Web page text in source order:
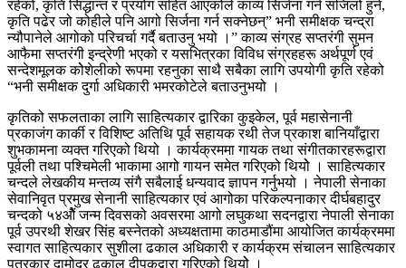
रहेको, कृति सिद्धान्त र प्रयोग सहित आएकोले काव्य सिर्जना गर्न सजिलो हुने,
कृति पढेर जो कोहीले पनि आगो सिर्जना गर्न सक्नेछन्” भनी समीक्षक चन्द्रा
न्यौपानेले आगोको परिचर्चा गर्दै बताउनु भयो ।” काव्य संग्रह सप्तरंगी सुमन
आफैमा सप्तरंगी इन्द्रेणी भएको र यसभित्रका विविध संग्रहहरू अर्थपूर्ण एवं
सन्देशमूलक कोेशेलीको रूपमा रहनुका साथै सबैका लागि उपयोगी कृति रहेको
“भनी समीक्षक दुर्गा अधिकारी भमरकोटेले बताउनुभयो ।
कृतिको सफलताका लागि साहित्यकार द्वारिका कुइकेल, पूर्व महासेनानी
प्रकाजंग कार्की र विशिष्ट अतिथि पूर्व सहायक रथी तेज प्रकाश बानियाँद्वारा
शुभकामना व्यक्त गरिएको थियो । कार्यक्रममा गायक तथा संगीतकारहरूद्वारा
पूर्वली तथा पश्चिमेली भाकामा आगो गायन समेत गरिएको थियोे । साहित्यकार
चन्दले लेखकीय मन्तव्य संगै सबैलाई धन्यवाद ज्ञापन गर्नुभयो । नेपाली सेनाका
सेवानिवृत प्रमुख सेनानी साहित्यकार एवं आगोका परिकल्पनाकार दीर्घबहादुर
चन्दको ५४ओैं जन्म दिवसको अवसरमा आगो लघुकथा सदनद्वारा नेपाली सेनाका
पूर्व उपरथी शेखर सिंह बस्नेतको अध्यक्षतामा काठमाडौंमा आयोजित कार्यक्रममा
स्वागत साहित्यकार सुशीला ढकाल अधिकारी र कार्यक्रम संचालन साहित्यकार
पत्रकार दामोदर ढकाल दीपकद्वारा गरिएको थियोे ।